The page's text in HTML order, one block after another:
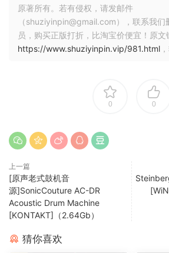
原著所有。若有侵权，请发邮件
（shuziyinpin@gmail.com），联系我们
员，购买正版打折，比淘宝价便宜！原文
https://www.shuziyinpin.vip/981.html
0 0
上一篇
[原声老式鼓机音
源]SonicCouture AC-DR
Acoustic Drum Machine
[KONTAKT]（2.64Gb）
猜你喜欢